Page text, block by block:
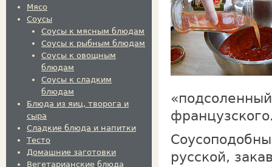
Мясо
Соусы
Соусы к мясным блюдам
Соусы к рыбным блюдам
Соусы к овощным
блюдам
Соусы к сладким
блюдам
Блюда из яиц, творога и
сыра
Сладкие блюда и напитки
Тесто
Домашние заготовки
Вегетарианские блюда
русской,